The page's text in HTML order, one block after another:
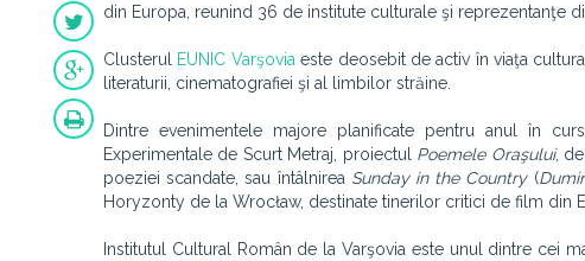
din Europa, reunind 36 de institute culturale şi reprezentanţe
Clusterul EUNIC Varşovia este deosebit de activ în viaţa
literaturii, cinematografiei şi al limbilor străine.
Dintre evenimentele majore planificate pentru anul în
Experimentale de Scurt Metraj, proiectul Poemele Oraşului,
poeziei scandate, sau întâlnirea Sunday in the Country(
Horyzonty de la Wrocław, destinate tinerilor critici de film din
Institutul Cultural Român de la Varşovia este unul dintre cei